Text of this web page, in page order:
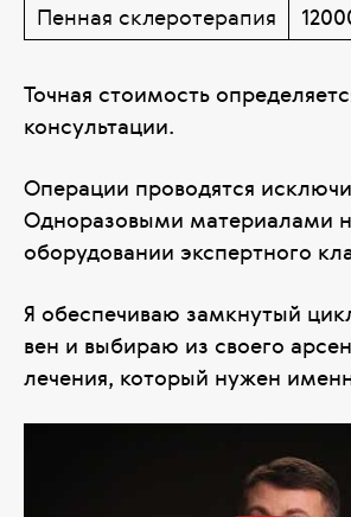
Пенная склеротерапия
Точная стоимость
консультации.
Операции проводятся
Одноразовыми материалами
оборудовании экспертного
Я обеспечиваю замкнутый
вен и выбираю из своего
лечения, который нужен